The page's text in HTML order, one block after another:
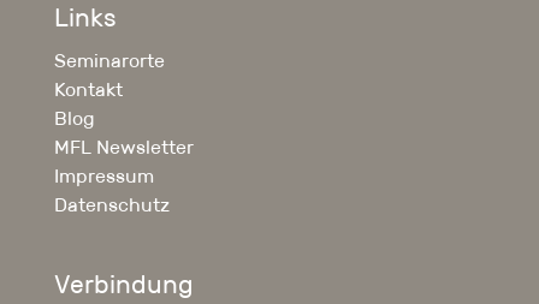
Links
Seminarorte
Kontakt
Blog
MFL Newsletter
Impressum
Datenschutz
Verbindung